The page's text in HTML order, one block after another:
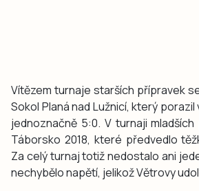
Vítězem turnaje starších přípravek
Sokol Planá nad Lužnicí, který
jednoznačně 5:0. V turnaji mladších
Táborsko 2018, které předvedlo
Za celý turnaj totiž nedostalo ani
nechybělo napětí, jelikož Větrovy